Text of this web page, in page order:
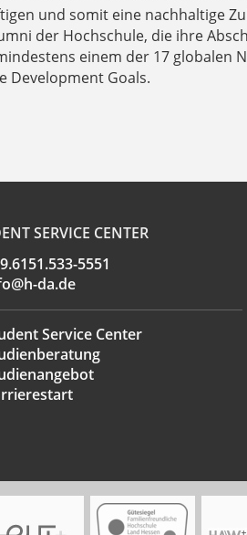
und somit eine nachhaltige
der Hochschule, die ihre
einem der 17 globalen
Development Goals.
SERVICE CENTER
5551
da.de
Service Center